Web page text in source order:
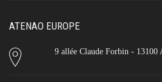
ATENAO EUROPE
9 allée Claude Forbin - 13100